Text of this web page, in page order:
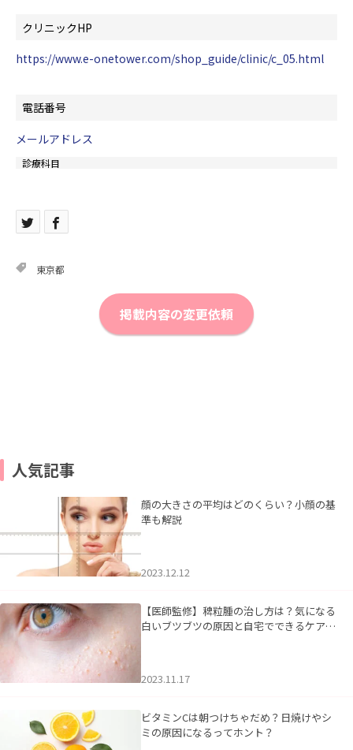
クリニックHP
https://www.e-onetower.com/shop_guide/clinic/c_05.html
電話番号
メールアドレス
診療科目
東京都
掲載内容の変更依頼
人気記事
顔の大きさの平均はどのくらい？小顔の基
準も解説
2023.12.12
【医師監修】稗粒腫の治し方は？気になる
白いブツブツの原因と自宅でできるケアに
2023.11.17
ビタミンCは朝つけちゃだめ？日焼けやシ
ミの原因になるってホント？